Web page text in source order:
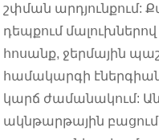
շփման արդյունքում:
դեպքում
հոսանք, ջերմային
համակարգի
կարճ ժամանակում:
ակնթարթային